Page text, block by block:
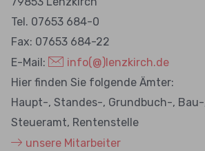
Tel. 07653 684-0
Fax: 07653 684-22
E-Mail:
info(@)lenzkirch.de
Hier finden Sie folgende Ämter:
Haupt-, Standes-, Grundbuch-,
Steueramt, Rentenstelle
unsere Mitarbeiter